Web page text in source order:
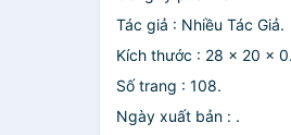
Tác giả : Nhiều Tác Giả.
Kích thước : 28 x 20 x
Số trang : 108.
Ngày xuất bản : .